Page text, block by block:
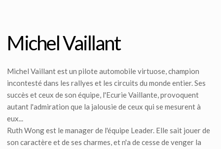
Michel Vaillant
Michel Vaillant est un pilote automobile virtuose, champion
incontesté dans les rallyes et les circuits du monde entier. Ses
succès et ceux de son équipe, l'Ecurie Vaillante, provoquent
autant l'admiration que la jalousie de ceux qui se mesurent à
eux...
Ruth Wong est le manager de l'équipe Leader. Elle sait jouer de
son caractère et de ses charmes, et n'a de cesse de venger la